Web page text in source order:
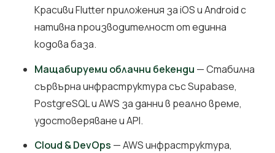
Красиви Flutter приложения за iOS и Android с
нативна производителност от единна
кодова база.
Мащабируеми облачни бекенди — Стабилна
сървърна инфраструктура със Supabase,
PostgreSQL и AWS за данни в реално време,
удостоверяване и API.
Cloud & DevOps — AWS инфраструктура,